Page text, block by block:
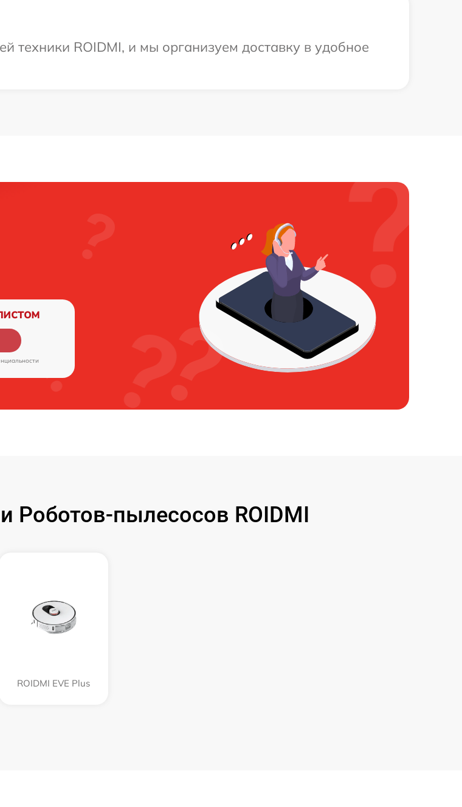
техники ROIDMI, и мы организуем доставку в удобное
Роботов-пылесосов ROIDMI
ROIDMI EVE Plus